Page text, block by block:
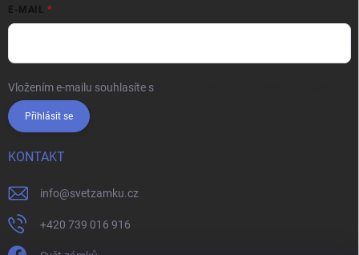
E-MAIL
Vložením e-mailu souhlasíte s
Přihlásit se
KONTAKT
info@svetzamku.cz
+420 739 016 916